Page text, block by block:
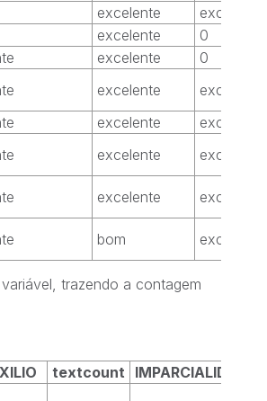
excelente excelente
excelente 0
excelente 0
excelente excelente
excelente excelente
excelente excelente
excelente excelente
bom excelente
trazendo a contagem
textcount IMPARCIALIDADE